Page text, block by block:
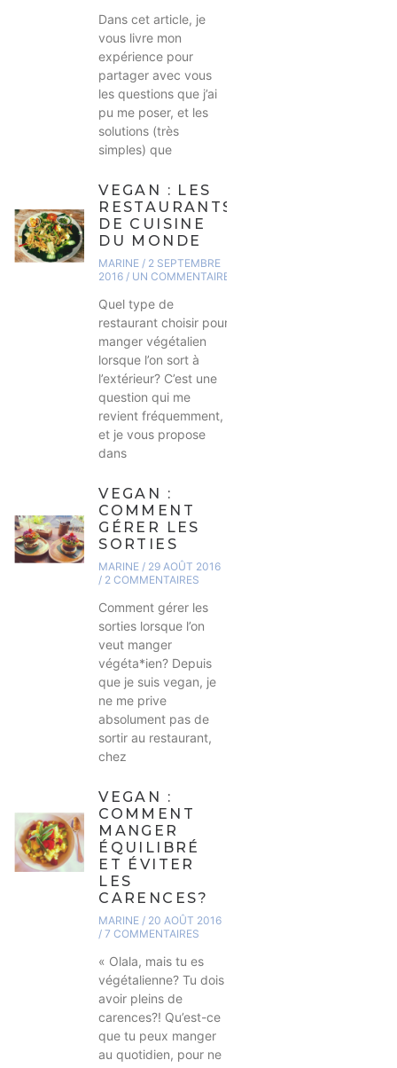
Dans cet article, je
vous livre mon
expérience pour
partager avec vous
les questions que j’ai
pu me poser, et les
solutions (très
simples) que
VEGAN : LES
RESTAURANTS
DE CUISINE
DU MONDE
MARINE 2 SEPTEMBRE
2016 UN COMMENTAIRE
Quel type de
restaurant choisir pour
manger végétalien
lorsque l’on sort à
l’extérieur? C’est une
question qui me
revient fréquemment,
et je vous propose
dans
VEGAN :
COMMENT
GÉRER LES
SORTIES
MARINE 29 AOÛT 2016
2 COMMENTAIRES
Comment gérer les
sorties lorsque l’on
veut manger
végéta*ien? Depuis
que je suis vegan, je
ne me prive
absolument pas de
sortir au restaurant,
chez
VEGAN :
COMMENT
MANGER
ÉQUILIBRÉ
ET ÉVITER
LES
CARENCES?
MARINE 20 AOÛT 2016
7 COMMENTAIRES
« Olala, mais tu es
végétalienne? Tu dois
avoir pleins de
carences?! Qu’est-ce
que tu peux manger
au quotidien, pour ne